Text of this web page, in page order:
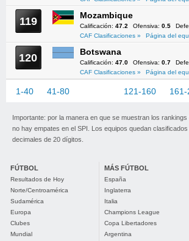
119 Mozambique
Calificación: 47.2 Ofensiva: 0.5
CAF Clasificaciones »
Página del
120 Botswana
Calificación: 47.0 Ofensiva: 0.7
CAF Clasificaciones »
Página del
1-40 41-80 121-160
Importante: por la manera en que se muestran los
no hay empates en el SPI. Los equipos quedan
decimales de 20 dígitos.
FÚTBOL
Resultados de Hoy
Norte/Centroamérica
Sudamérica
Europa
Clubes
Mundial
MÁS FÚTBOL
España
Inglaterra
Italia
Champions League
Copa Libertadores
Argentina